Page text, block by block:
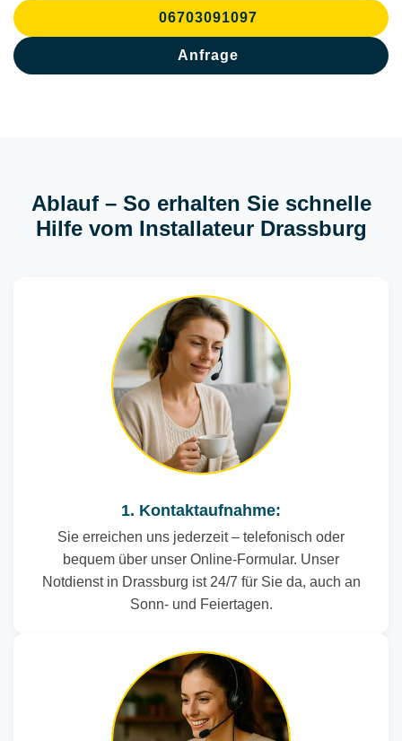
06703091097
Anfrage
Ablauf – So erhalten Sie schnelle
Hilfe vom Installateur Drassburg
1. Kontaktaufnahme:
Sie erreichen uns jederzeit – telefonisch oder
bequem über unser Online-Formular. Unser
Notdienst in Drassburg ist 24/7 für Sie da, auch an
Sonn- und Feiertagen.